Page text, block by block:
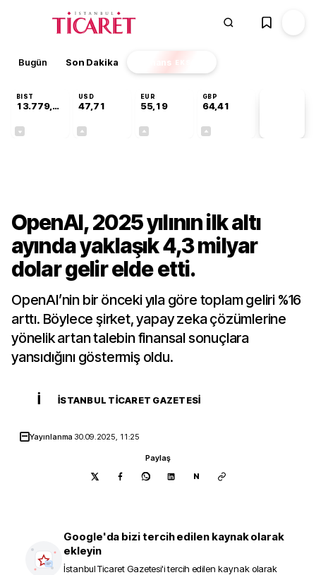
Bugün Son Dakika Finans EKSTRA
BIST
13.779,39
USD
47,71
EUR
55,19
GBP
64,41
OpenAI, 2025 yılının ilk altı
ayında yaklaşık 4,3 milyar
dolar gelir elde etti.
OpenAI’nin bir önceki yıla göre toplam geliri %16
arttı. Böylece şirket, yapay zeka çözümlerine
yönelik artan talebin finansal sonuçlara
yansıdığını göstermiş oldu.
İ İSTANBUL TICARET GAZETESI
Yayınlanma 30.09.2025, 11:25
Paylaş
N
Google'da bizi tercih edilen kaynak olarak
ekleyin
İstanbul Ticaret Gazetesi'i tercih edilen kaynak olarak